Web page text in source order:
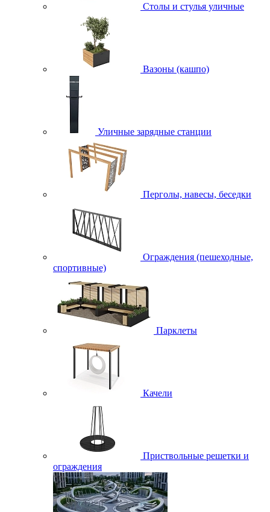
Столы и стулья уличные
Вазоны (кашпо)
Уличные зарядные станции
Перголы, навесы, беседки
Ограждения (пешеходные,
спортивные)
Парклеты
Качели
Приствольные решетки и
ограждения